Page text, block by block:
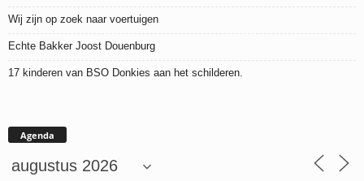
Wij zijn op zoek naar voertuigen
Echte Bakker Joost Douenburg
17 kinderen van BSO Donkies aan het schilderen.
Agenda